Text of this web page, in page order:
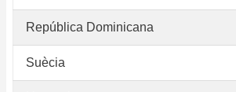
República Dominicana
Suècia